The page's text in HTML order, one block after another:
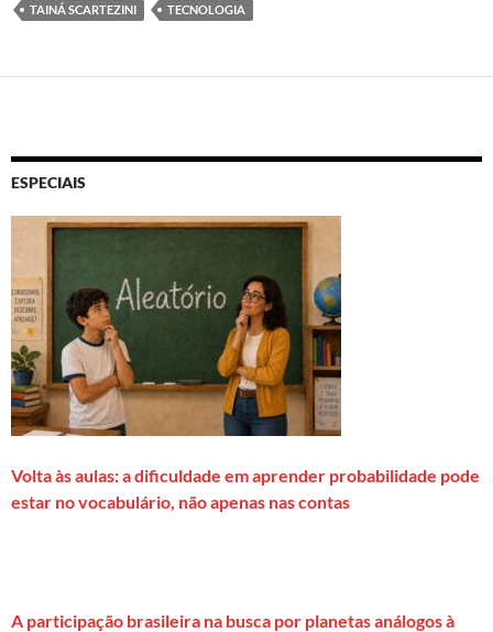
TAINÁ SCARTEZINI
TECNOLOGIA
ESPECIAIS
Volta às aulas: a dificuldade em aprender probabilidade pode
estar no vocabulário, não apenas nas contas
A participação brasileira na busca por planetas análogos à